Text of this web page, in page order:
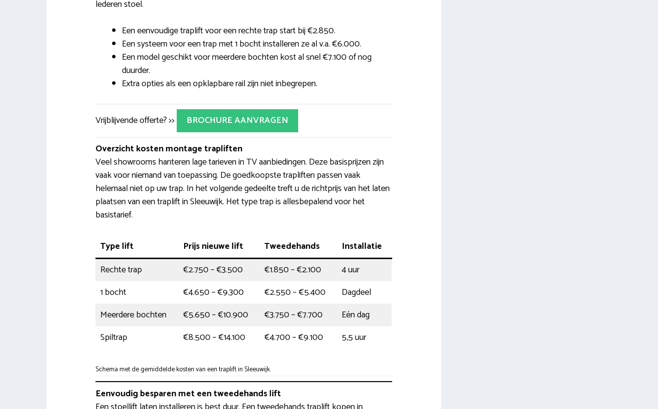
lederen stoel.
Een eenvoudige traplift voor een rechte trap start bij €2.850.
Een systeem voor een trap met 1 bocht installeren ze al v.a. €6.000.
Een model geschikt voor meerdere bochten kost al snel €7.100 of nog
duurder.
Extra opties als een opklapbare rail zijn niet inbegrepen.
Vrijblijvende offerte? >>
BROCHURE AANVRAGEN
Overzicht kosten montage trapliften
Veel showrooms hanteren lage tarieven in TV aanbiedingen. Deze basisprijzen zijn
vaak voor niemand van toepassing. De goedkoopste trapliften passen vaak
helemaal niet op uw trap. In het volgende gedeelte treft u de richtprijs van het laten
plaatsen van een traplift in Sleeuwijk. Het type trap is allesbepalend voor het
basistarief.
Type lift Prijs nieuwe lift Tweedehands
Installatie
Rechte trap
€2.750 – €3.500 €1.850 – €2.100
4 uur
1 bocht
€4.650 – €9.300 €2.550 – €5.400
Dagdeel
Meerdere bochten
€5.650 – €10.900 €3.750 – €7.700
Eén dag
Spiltrap
€8.500 – €14.100 €4.700 – €9.100 5,5 uur
Schema met de gemiddelde kosten van een traplift in Sleeuwijk.
Eenvoudig besparen met een tweedehands lift